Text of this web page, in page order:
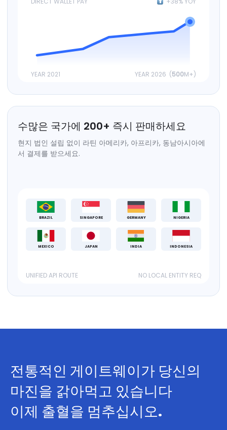
YEAR 2021 YEAR 2026 (500M+)
수많은 국가에 200+ 즉시 판매하세요
현지 법인 설립 없이 라틴 아메리카, 아프리카, 동남아시아에
서 결제를 받으세요.
BRAZIL SINGAPORE GERMANY NIGERIA
MEXICO JAPAN INDIA INDONESIA
UNIFIED API ROUTE NO LOCAL ENTITY REQ
전통적인 게이트웨이가 당신의
마진을 갉아먹고 있습니다
이제 출혈을 멈추십시오.